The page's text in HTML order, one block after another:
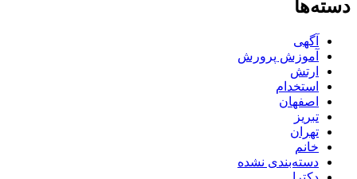
دسته‌ها
آگهی
آموزش پرورش
ارتش
استخدام
اصفهان
تبریز
تهران
خانم
دسته‌بندی نشده